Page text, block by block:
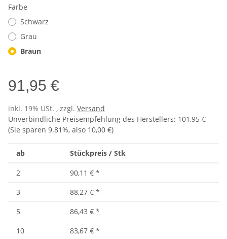
Farbe
Schwarz
Grau
Braun
91,95 €
inkl. 19% USt. , zzgl. Versand
Unverbindliche Preisempfehlung des Herstellers: 101,95 €
(Sie sparen 9.81%, also 10,00 €)
ab Stückpreis / Stk
2 90,11 € *
3
88,27 € *
5
86,43 € *
10
83,67 € *